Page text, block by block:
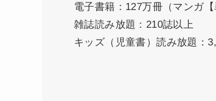
電子書籍：127万冊（マンガ
雑誌読み放題：210誌以上
キッズ（児童書）読み放題：